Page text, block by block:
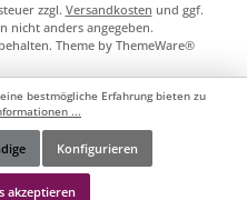
zzgl. Versandkosten und ggf.
nicht anders angegeben.
Theme by ThemeWare®
bestmögliche Erfahrung bieten zu
...
Konfigurieren
akzeptieren